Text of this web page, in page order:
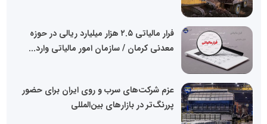
فرار مالیاتی ۲.۵ هزار میلیارد ریالی در حوزه
معدنی کرمان / سازمان امور مالیاتی وارد...
عزم شرکت‌های سرب و روی ایران برای حضور
پررنگ‌تر در بازارهای بین‌المللی